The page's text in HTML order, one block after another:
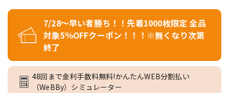
7/28～早い者勝ち！！先着1000枚限定 全品
対象5％OFFクーポン！！！※無くなり次第
終了
48回まで金利手数料無料!かんたんWEB分割払い
（WeBBy）シミュレーター